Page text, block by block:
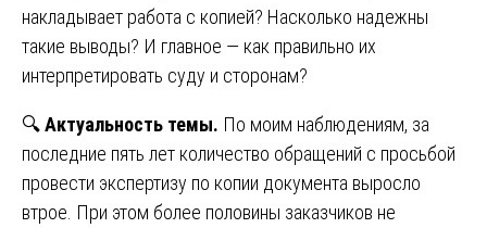
накладывает работа с копией? Насколько надежны
такие выводы? И главное — как правильно их
интерпретировать суду и сторонам?
🔍Актуальность темы. По моим наблюдениям, за
последние пять лет количество обращений с просьбой
провести экспертизу по копии документа выросло
втрое. При этом более половины заказчиков не